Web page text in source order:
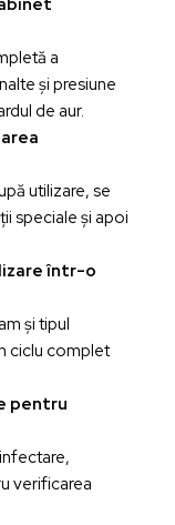
a
și presiune
de aur.
utilizare, se
speciale și apoi
într-o
și tipul
ciclu complet
pentru
verificarea